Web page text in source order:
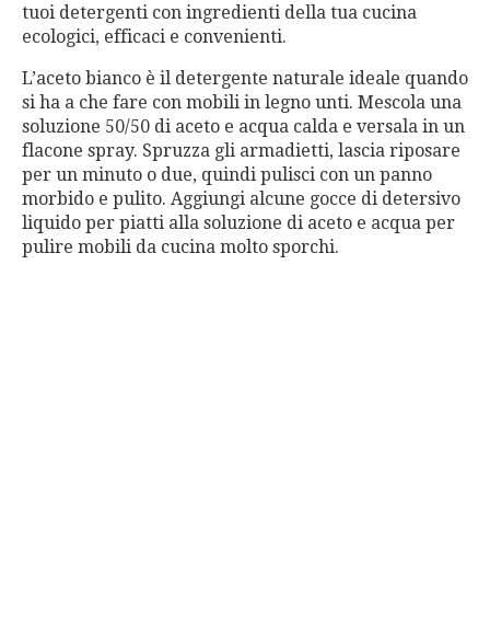
tuoi detergenti con ingredienti della tua cucina
ecologici, efficaci e convenienti.
L’aceto bianco è il detergente naturale ideale quando
si ha a che fare con mobili in legno unti. Mescola una
soluzione 50/50 di aceto e acqua calda e versala in un
flacone spray. Spruzza gli armadietti, lascia riposare
per un minuto o due, quindi pulisci con un panno
morbido e pulito. Aggiungi alcune gocce di detersivo
liquido per piatti alla soluzione di aceto e acqua per
pulire mobili da cucina molto sporchi.